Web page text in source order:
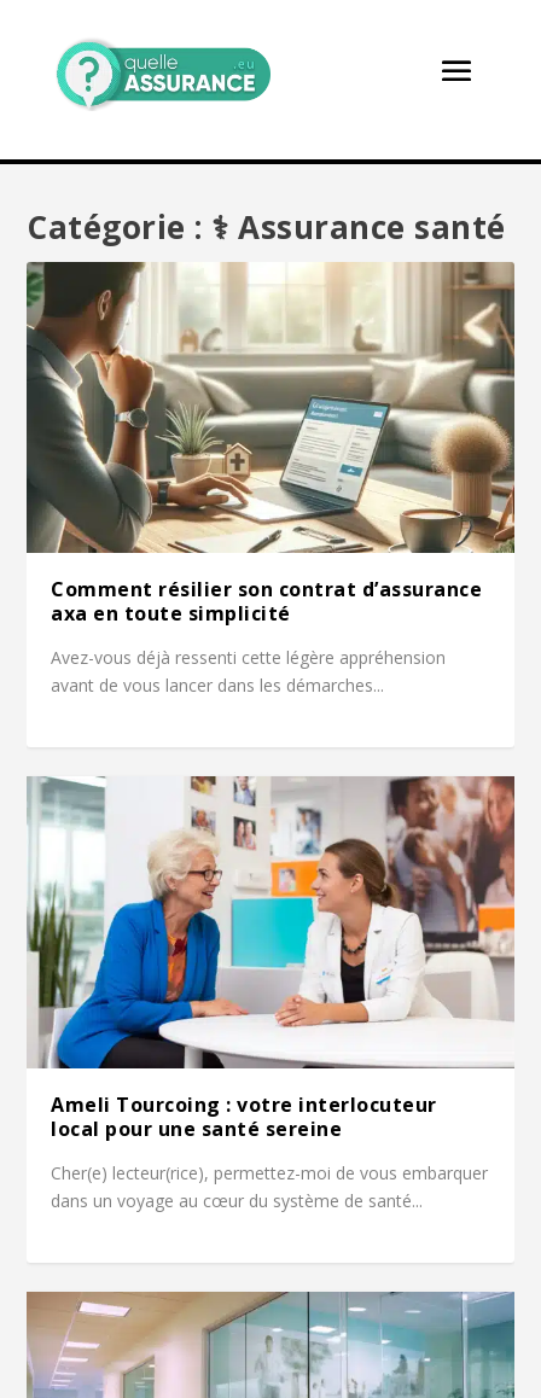
Catégorie : ⚕️ Assurance santé
Comment résilier son contrat d’assurance
axa en toute simplicité
Avez-vous déjà ressenti cette légère appréhension
avant de vous lancer dans les démarches...
Ameli Tourcoing : votre interlocuteur
local pour une santé sereine
Cher(e) lecteur(rice), permettez-moi de vous embarquer
dans un voyage au cœur du système de santé...